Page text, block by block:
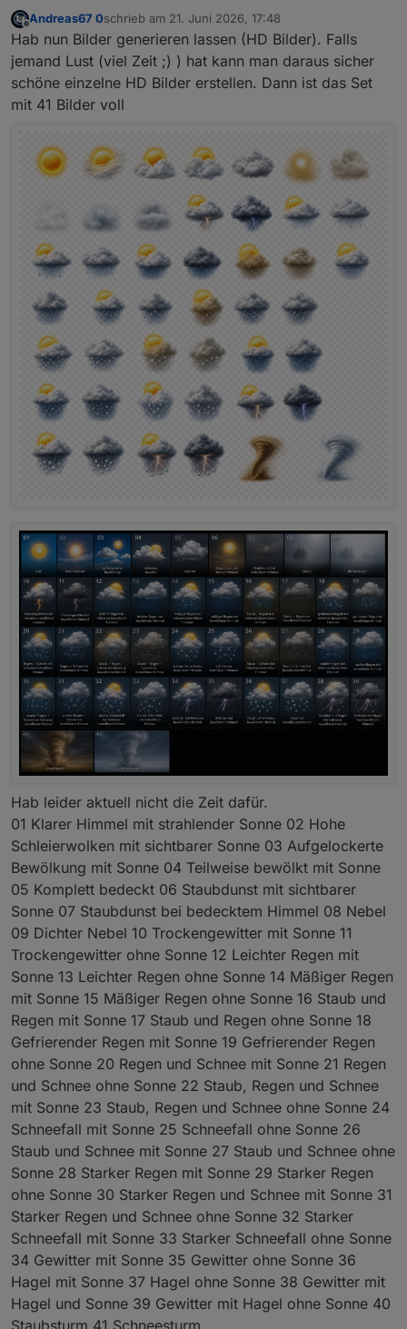
Offline
Andreas67 0schrieb am 21. Juni 2026, 17:48
zuletzt editiert von
Hab nun Bilder generieren lassen (HD Bilder). Falls
jemand Lust (viel Zeit ;) ) hat kann man daraus sicher
schöne einzelne HD Bilder erstellen. Dann ist das Set
mit 41 Bilder voll
Hab leider aktuell nicht die Zeit dafür.
01 Klarer Himmel mit strahlender Sonne 02 Hohe
Schleierwolken mit sichtbarer Sonne 03 Aufgelockerte
Bewölkung mit Sonne 04 Teilweise bewölkt mit Sonne
05 Komplett bedeckt 06 Staubdunst mit sichtbarer
Sonne 07 Staubdunst bei bedecktem Himmel 08 Nebel
09 Dichter Nebel 10 Trockengewitter mit Sonne 11
Trockengewitter ohne Sonne 12 Leichter Regen mit
Sonne 13 Leichter Regen ohne Sonne 14 Mäßiger Regen
mit Sonne 15 Mäßiger Regen ohne Sonne 16 Staub und
Regen mit Sonne 17 Staub und Regen ohne Sonne 18
Gefrierender Regen mit Sonne 19 Gefrierender Regen
ohne Sonne 20 Regen und Schnee mit Sonne 21 Regen
und Schnee ohne Sonne 22 Staub, Regen und Schnee
mit Sonne 23 Staub, Regen und Schnee ohne Sonne 24
Schneefall mit Sonne 25 Schneefall ohne Sonne 26
Staub und Schnee mit Sonne 27 Staub und Schnee ohne
Sonne 28 Starker Regen mit Sonne 29 Starker Regen
ohne Sonne 30 Starker Regen und Schnee mit Sonne 31
Starker Regen und Schnee ohne Sonne 32 Starker
Schneefall mit Sonne 33 Starker Schneefall ohne Sonne
34 Gewitter mit Sonne 35 Gewitter ohne Sonne 36
Hagel mit Sonne 37 Hagel ohne Sonne 38 Gewitter mit
Hagel und Sonne 39 Gewitter mit Hagel ohne Sonne 40